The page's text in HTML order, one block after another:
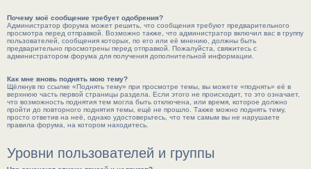
Почему моё сообщение требует одобрения?
Администратор форума может решить, что сообщения требуют предварительного
просмотра перед отправкой. Возможно также, что администратор включил вас в группу
пользователей, сообщения которых, по его или её мнению, должны быть
предварительно просмотрены перед отправкой. Пожалуйста, свяжитесь с
администратором форума для получения дополнительной информации.
Как мне вновь поднять мою тему?
Щёлкнув по ссылке «Поднять тему» при просмотре темы, вы можете «поднять» её в
верхнюю часть первой страницы раздела. Если этого не происходит, то это означает,
что возможность поднятия тем могла быть отключена, или время, которое должно
пройти до повторного поднятия темы, ещё не прошло. Также можно поднять тему,
просто ответив на неё, однако удостоверьтесь, что тем самым вы не нарушаете
правила форума, на котором находитесь.
Уровни пользователей и группы